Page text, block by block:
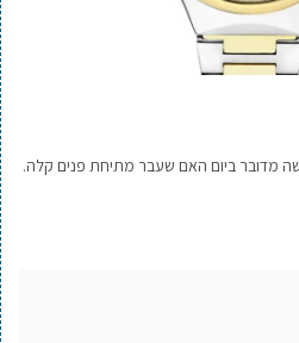
מדובר ביום האם שעבר מתיחת פנים קלה.